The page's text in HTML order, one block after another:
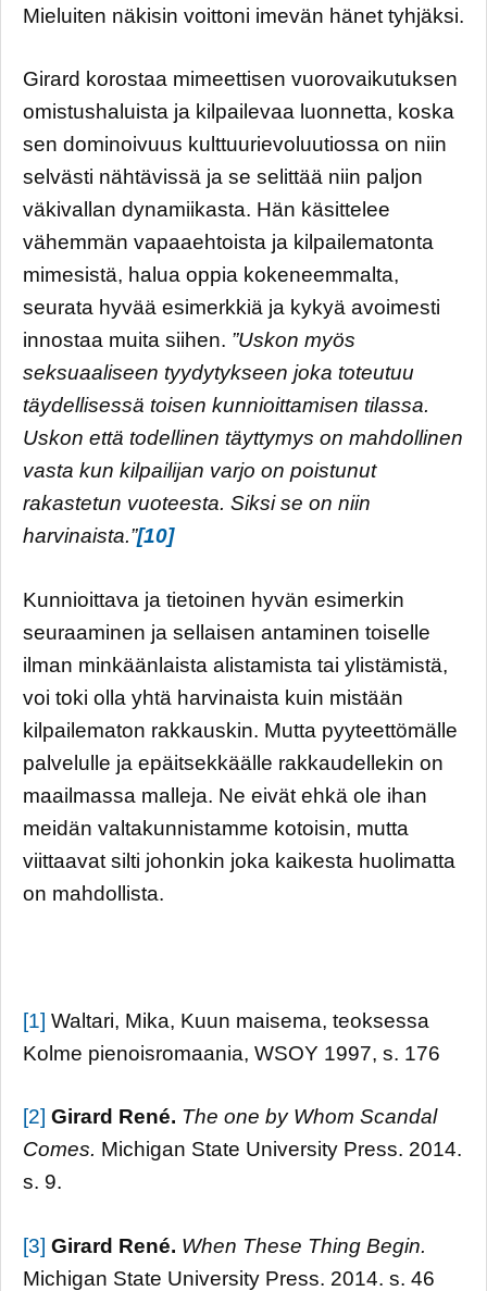
Mieluiten näkisin voittoni imevän hänet tyhjäksi.
Girard korostaa mimeettisen vuorovaikutuksen
omistushaluista ja kilpailevaa luonnetta, koska
sen dominoivuus kulttuurievoluutiossa on niin
selvästi nähtävissä ja se selittää niin paljon
väkivallan dynamiikasta. Hän käsittelee
vähemmän vapaaehtoista ja kilpailematonta
mimesistä, halua oppia kokeneemmalta,
seurata hyvää esimerkkiä ja kykyä avoimesti
innostaa muita siihen. ”Uskon myös
seksuaaliseen tyydytykseen joka toteutuu
täydellisessä toisen kunnioittamisen tilassa.
Uskon että todellinen täyttymys on mahdollinen
vasta kun kilpailijan varjo on poistunut
rakastetun vuoteesta. Siksi se on niin
harvinaista.”[10]
Kunnioittava ja tietoinen hyvän esimerkin
seuraaminen ja sellaisen antaminen toiselle
ilman minkäänlaista alistamista tai ylistämistä,
voi toki olla yhtä harvinaista kuin mistään
kilpailematon rakkauskin. Mutta pyyteettömälle
palvelulle ja epäitsekkäälle rakkaudellekin on
maailmassa malleja. Ne eivät ehkä ole ihan
meidän valtakunnistamme kotoisin, mutta
viittaavat silti johonkin joka kaikesta huolimatta
on mahdollista.
[1] Waltari, Mika, Kuun maisema, teoksessa
Kolme pienoisromaania, WSOY 1997, s. 176
[2] Girard René. The one by Whom Scandal
Comes. Michigan State University Press. 2014.
s. 9.
[3] Girard René. When These Thing Begin.
Michigan State University Press. 2014. s. 46